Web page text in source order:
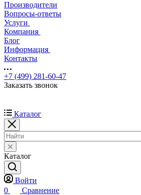
Производители
Вопросы-ответы
Услуги
Компания
Блог
Информация
Контакты
+7 (499) 281-60-47
Заказать звонок
Каталог
Каталог
Войти
0
Сравнение